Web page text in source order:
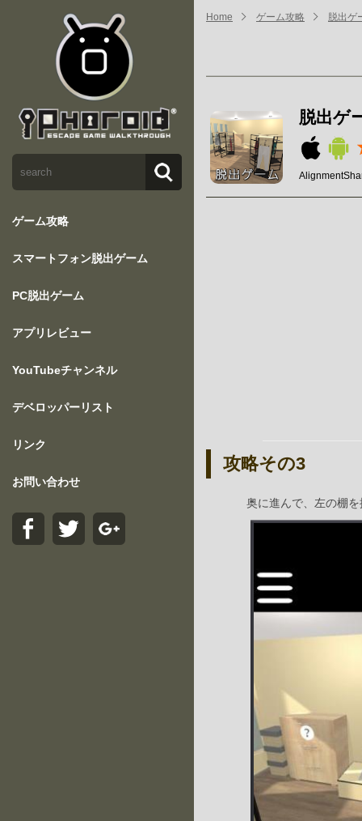
ゲーム攻略
スマートフォン脱出ゲーム
PC脱出ゲーム
アプリレビュー
YouTubeチャンネル
デベロッパーリスト
リンク
お問い合わせ
Home ゲーム攻略 脱出ゲ
脱出ゲ
攻略その3
奥に進んで、左の棚を